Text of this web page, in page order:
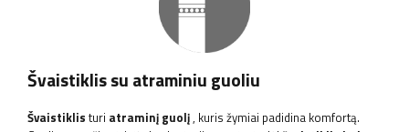
Švaistiklis su atraminiu guoliu
Švaistiklis turi atraminį guolį, kuris žymiai padidina komfortą.